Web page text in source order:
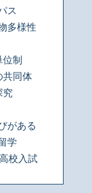
ス
多様性
位制
共同体
究
がある
学
校入試